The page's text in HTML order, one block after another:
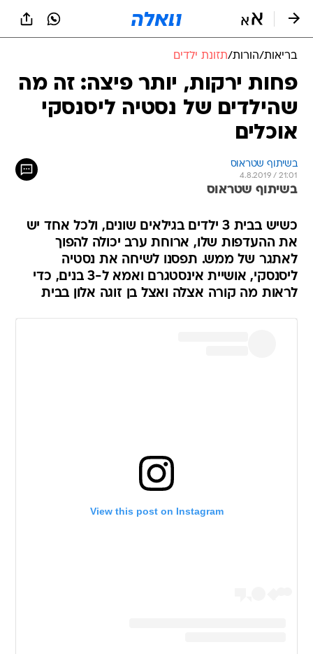
בריאות/הורות/תזונת ילדים
פחות ירקות, יותר פיצה: זה מה
שהילדים של נסטיה ליסנסקי
אוכלים
בשיתוף שטראוס
4.8.2019 / 21:01
בשיתוף שטראוס
כשיש בבית 3 ילדים בגילאים שונים, ולכל אחד יש
את ההעדפות שלו, ארוחת ערב יכולה להפוך
לאתגר של ממש. תפסנו לשיחה את נסטיה
ליסנסקי, אושיית אינסטגרם ואמא ל-3 בנים, כדי
לראות מה קורה אצלה ואצל בן זוגה אלון בבית
View this post on Instagram